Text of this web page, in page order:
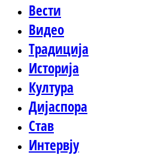
Вести
Видео
Традиција
Историја
Култура
Дијаспора
Став
Интервју